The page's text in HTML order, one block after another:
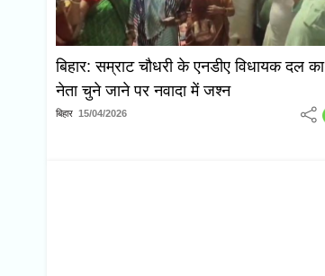
बिहार: सम्राट चौधरी के एनडीए विधायक दल का
नेता चुने जाने पर नवादा में जश्न
बिहार 15/04/2026